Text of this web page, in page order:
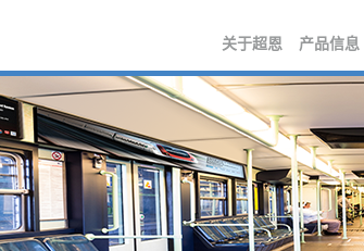
关于超恩 产品信息